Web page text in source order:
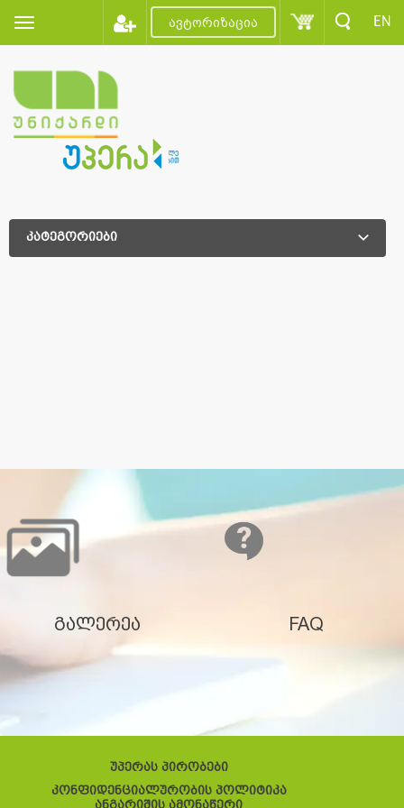
ავტორიზაცია EN
კატეგორიები
გალერეა FAQ
უპერას პირობები
კონფიდენციალურობის პოლიტიკა
ანგარიშის ამონაწერი